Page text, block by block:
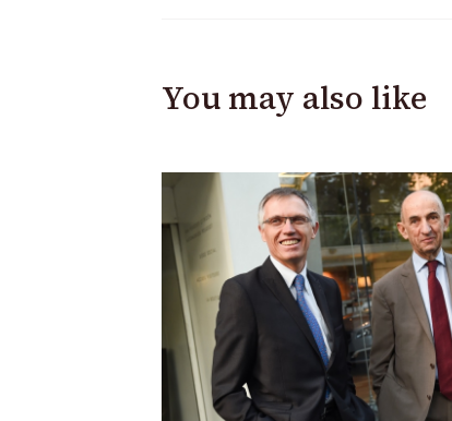
You may also like